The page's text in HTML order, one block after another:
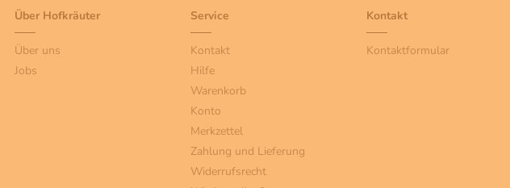
Über Hofkräuter
Über uns
Jobs
Service
Kontakt
Hilfe
Warenkorb
Konto
Merkzettel
Zahlung und Lieferung
Widerrufsrecht
Kontakt
Kontaktformular